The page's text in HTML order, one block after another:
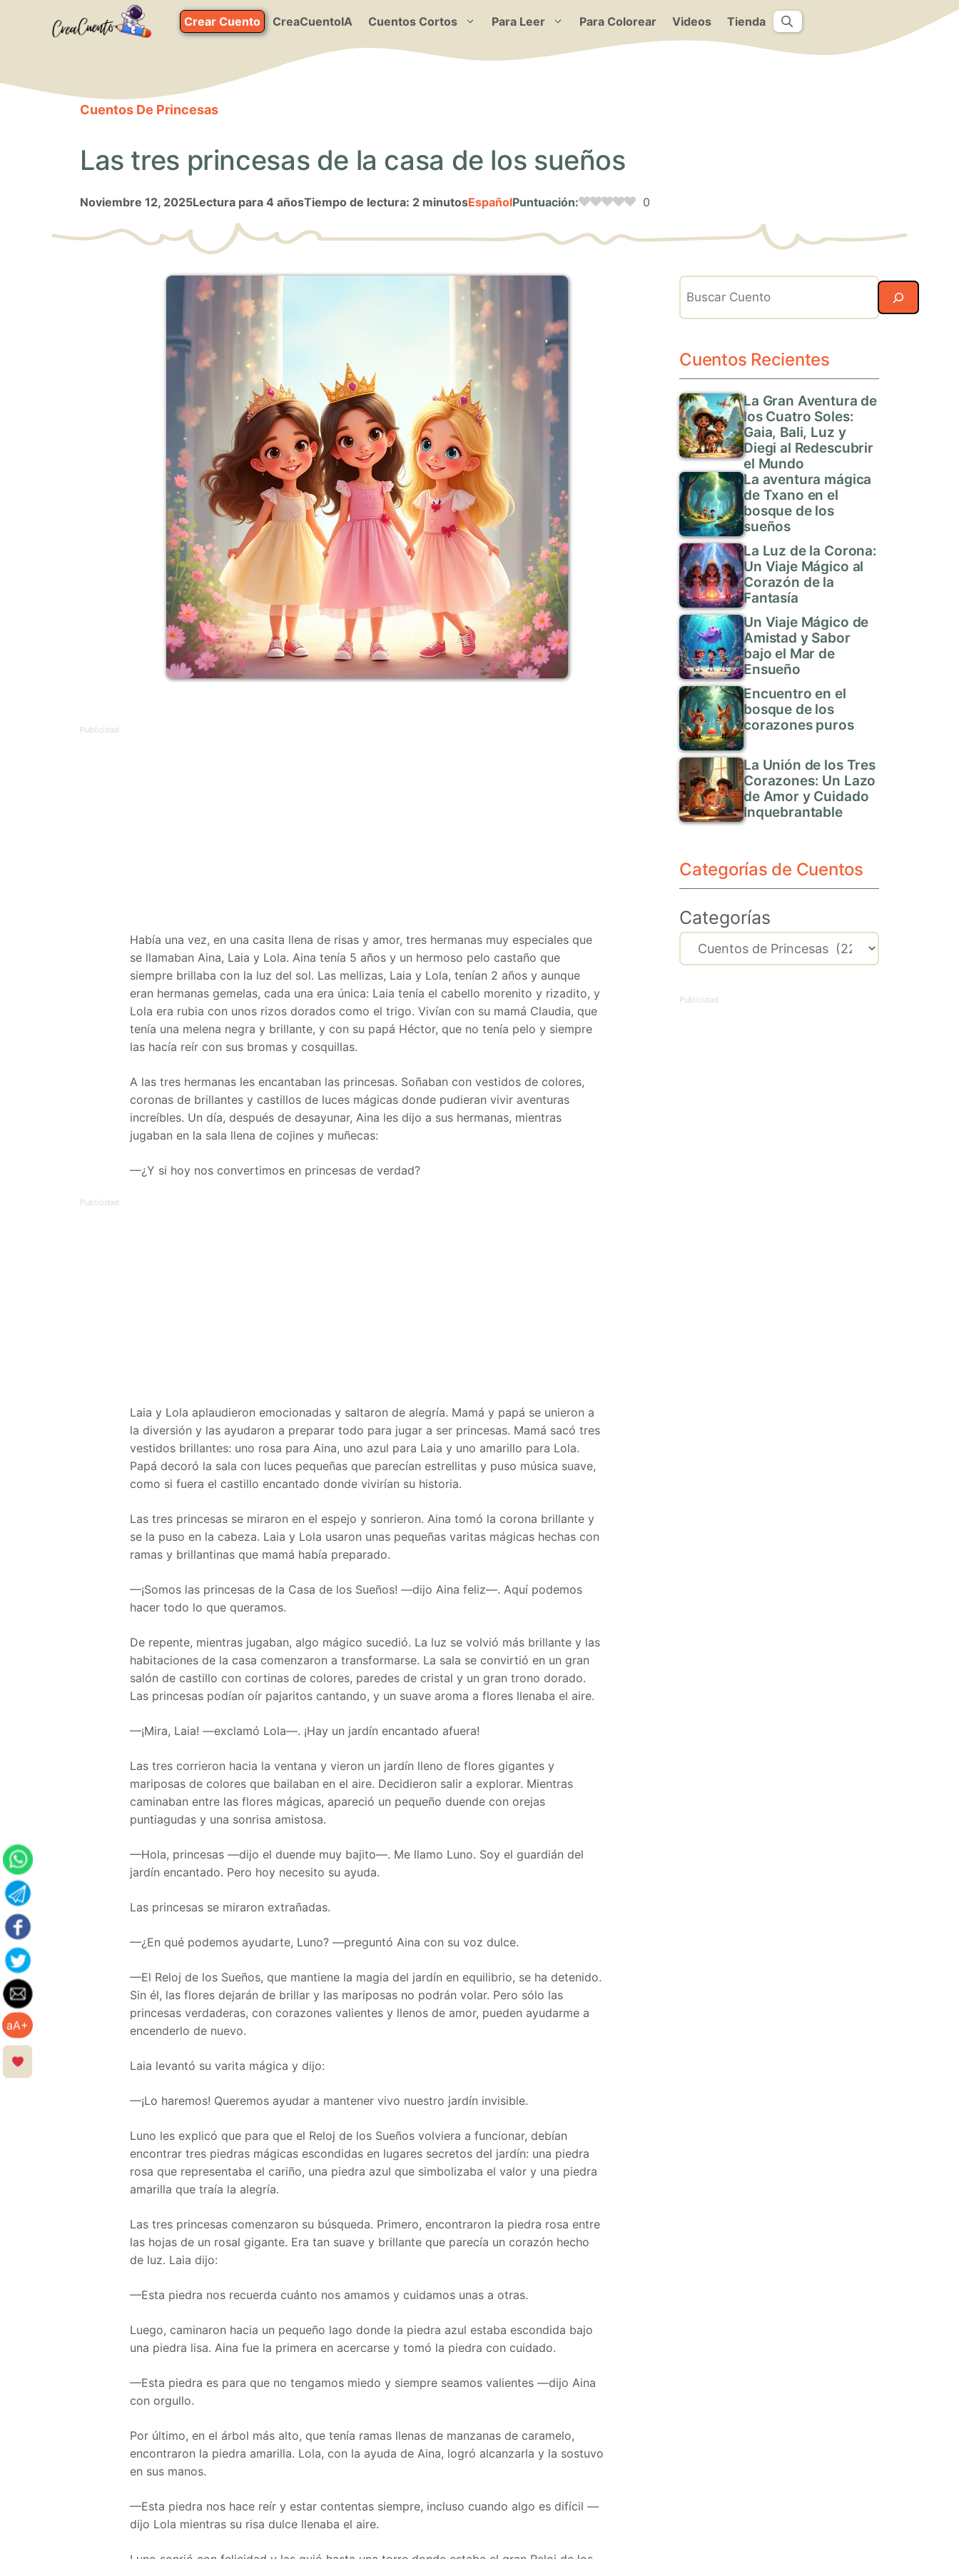
Crear Cuento CreaCuentoIA Cuentos Cortos Para Leer Para Colorear Videos Tienda
Cuentos De Princesas
Las tres princesas de la casa de los sueños
noviembre 12, 2025Lectura para 4 añosTiempo de lectura: 2 minutosEspañolPuntuación: 0
aA+
Había una vez, en una casita llena de risas y amor, tres hermanas muy especiales que
se llamaban Aina, Laia y Lola. Aina tenía 5 años y un hermoso pelo castaño que
siempre brillaba con la luz del sol. Las mellizas, Laia y Lola, tenían 2 años y aunque
eran hermanas gemelas, cada una era única: Laia tenía el cabello morenito y rizadito, y
Lola era rubia con unos rizos dorados como el trigo. Vivían con su mamá Claudia, que
tenía una melena negra y brillante, y con su papá Héctor, que no tenía pelo y siempre
las hacía reír con sus bromas y cosquillas.
A las tres hermanas les encantaban las princesas. Soñaban con vestidos de colores,
coronas de brillantes y castillos de luces mágicas donde pudieran vivir aventuras
increíbles. Un día, después de desayunar, Aina les dijo a sus hermanas, mientras
jugaban en la sala llena de cojines y muñecas:
—¿Y si hoy nos convertimos en princesas de verdad?
Laia y Lola aplaudieron emocionadas y saltaron de alegría. Mamá y papá se unieron a
la diversión y las ayudaron a preparar todo para jugar a ser princesas. Mamá sacó tres
vestidos brillantes: uno rosa para Aina, uno azul para Laia y uno amarillo para Lola.
Papá decoró la sala con luces pequeñas que parecían estrellitas y puso música suave,
como si fuera el castillo encantado donde vivirían su historia.
Las tres princesas se miraron en el espejo y sonrieron. Aina tomó la corona brillante y
se la puso en la cabeza. Laia y Lola usaron unas pequeñas varitas mágicas hechas con
ramas y brillantinas que mamá había preparado.
—¡Somos las princesas de la Casa de los Sueños! —dijo Aina feliz—. Aquí podemos
hacer todo lo que queramos.
De repente, mientras jugaban, algo mágico sucedió. La luz se volvió más brillante y las
habitaciones de la casa comenzaron a transformarse. La sala se convirtió en un gran
salón de castillo con cortinas de colores, paredes de cristal y un gran trono dorado.
Las princesas podían oír pajaritos cantando, y un suave aroma a flores llenaba el aire.
—¡Mira, Laia! —exclamó Lola—. ¡Hay un jardín encantado afuera!
Las tres corrieron hacia la ventana y vieron un jardín lleno de flores gigantes y
mariposas de colores que bailaban en el aire. Decidieron salir a explorar. Mientras
caminaban entre las flores mágicas, apareció un pequeño duende con orejas
puntiagudas y una sonrisa amistosa.
—Hola, princesas —dijo el duende muy bajito—. Me llamo Luno. Soy el guardián del
jardín encantado. Pero hoy necesito su ayuda.
Las princesas se miraron extrañadas.
—¿En qué podemos ayudarte, Luno? —preguntó Aina con su voz dulce.
—El Reloj de los Sueños, que mantiene la magia del jardín en equilibrio, se ha detenido.
Sin él, las flores dejarán de brillar y las mariposas no podrán volar. Pero sólo las
princesas verdaderas, con corazones valientes y llenos de amor, pueden ayudarme a
encenderlo de nuevo.
Laia levantó su varita mágica y dijo:
—¡Lo haremos! Queremos ayudar a mantener vivo nuestro jardín invisible.
Luno les explicó que para que el Reloj de los Sueños volviera a funcionar, debían
encontrar tres piedras mágicas escondidas en lugares secretos del jardín: una piedra
rosa que representaba el cariño, una piedra azul que simbolizaba el valor y una piedra
amarilla que traía la alegría.
Las tres princesas comenzaron su búsqueda. Primero, encontraron la piedra rosa entre
las hojas de un rosal gigante. Era tan suave y brillante que parecía un corazón hecho
de luz. Laia dijo:
—Esta piedra nos recuerda cuánto nos amamos y cuidamos unas a otras.
Luego, caminaron hacia un pequeño lago donde la piedra azul estaba escondida bajo
una piedra lisa. Aina fue la primera en acercarse y tomó la piedra con cuidado.
—Esta piedra es para que no tengamos miedo y siempre seamos valientes —dijo Aina
con orgullo.
Por último, en el árbol más alto, que tenía ramas llenas de manzanas de caramelo,
encontraron la piedra amarilla. Lola, con la ayuda de Aina, logró alcanzarla y la sostuvo
en sus manos.
—Esta piedra nos hace reír y estar contentas siempre, incluso cuando algo es difícil —
dijo Lola mientras su risa dulce llenaba el aire.
Search
Cuentos Recientes
La Gran Aventura de
los Cuatro Soles:
Gaia, Bali, Luz y
Diegi al Redescubrir
el Mundo
La aventura mágica
de Txano en el
bosque de los
sueños
La Luz de la Corona:
Un Viaje Mágico al
Corazón de la
Fantasía
Un Viaje Mágico de
Amistad y Sabor
bajo el Mar de
Ensueño
Encuentro en el
bosque de los
corazones puros
La Unión de los Tres
Corazones: Un Lazo
de Amor y Cuidado
Inquebrantable
Categorías de Cuentos
Categorías